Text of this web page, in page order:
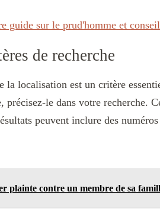
guide sur le prud'homme et
de recherche
la localisation est un critère
précisez-le dans votre recherche.
peuvent inclure des
plainte contre un membre de sa